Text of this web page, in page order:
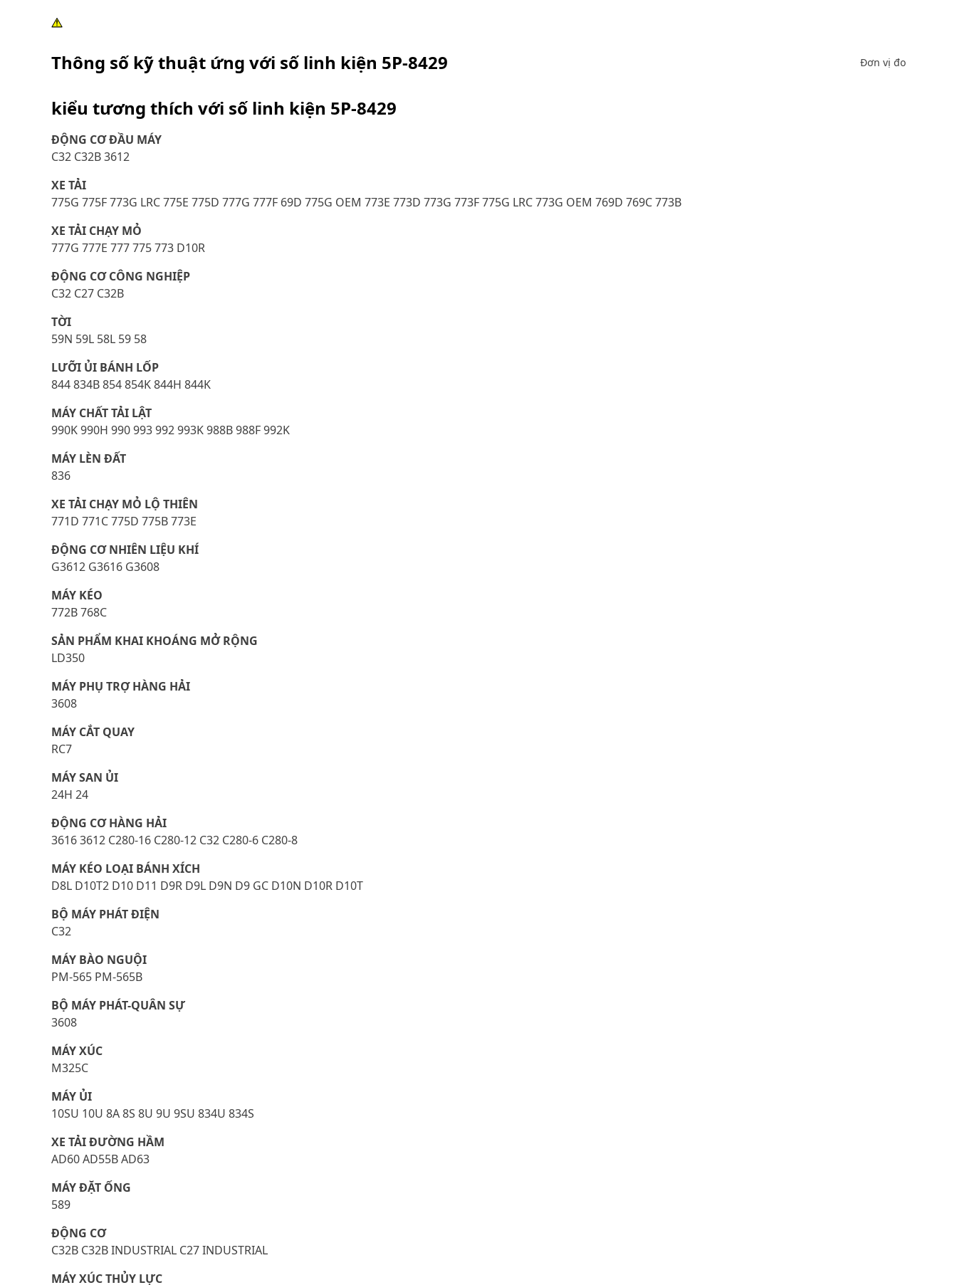
Thông số kỹ thuật ứng với số linh kiện 5P-8429 Đơn vị đo
kiểu tương thích với số linh kiện 5P-8429
ĐỘNG CƠ ĐẦU MÁY
C32 C32B 3612
XE TẢI
775G 775F 773G LRC 775E 775D 777G 777F 69D 775G OEM 773E 773D 773G 773F 775G LRC 773G OEM 769D 769C 773B
XE TẢI CHẠY MỎ
777G 777E 777 775 773 D10R
ĐỘNG CƠ CÔNG NGHIỆP
C32 C27 C32B
TỜI
59N 59L 58L 59 58
LƯỠI ỦI BÁNH LỐP
844 834B 854 854K 844H 844K
MÁY CHẤT TẢI LẬT
990K 990H 990 993 992 993K 988B 988F 992K
MÁY LÈN ĐẤT
836
XE TẢI CHẠY MỎ LỘ THIÊN
771D 771C 775D 775B 773E
ĐỘNG CƠ NHIÊN LIỆU KHÍ
G3612 G3616 G3608
MÁY KÉO
772B 768C
SẢN PHẨM KHAI KHOÁNG MỞ RỘNG
LD350
MÁY PHỤ TRỢ HÀNG HẢI
3608
MÁY CẮT QUAY
RC7
MÁY SAN ỦI
24H 24
ĐỘNG CƠ HÀNG HẢI
3616 3612 C280-16 C280-12 C32 C280-6 C280-8
MÁY KÉO LOẠI BÁNH XÍCH
D8L D10T2 D10 D11 D9R D9L D9N D9 GC D10N D10R D10T
BỘ MÁY PHÁT ĐIỆN
C32
MÁY BÀO NGUỘI
PM-565 PM-565B
BỘ MÁY PHÁT-QUÂN SỰ
3608
MÁY XÚC
M325C
MÁY ỦI
10SU 10U 8A 8S 8U 9U 9SU 834U 834S
XE TẢI ĐƯỜNG HẦM
AD60 AD55B AD63
MÁY ĐẶT ỐNG
589
ĐỘNG CƠ
C32B C32B INDUSTRIAL C27 INDUSTRIAL
MÁY XÚC THỦY LỰC